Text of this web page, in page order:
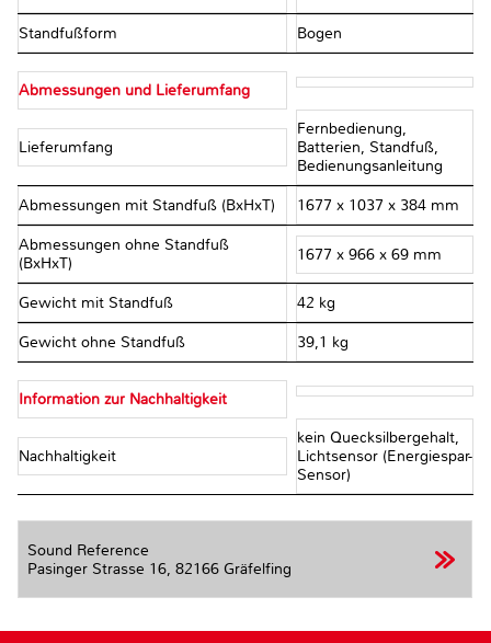
Standfußform Bogen
Abmessungen und Lieferumfang
Lieferumfang
Fernbedienung,
Batterien, Standfuß,
Bedienungsanleitung
Abmessungen mit Standfuß (BxHxT) 1677 x 1037 x 384 mm
Abmessungen ohne Standfuß
(BxHxT)
1677 x 966 x 69 mm
Gewicht mit Standfuß 42 kg
Gewicht ohne Standfuß 39,1 kg
Information zur Nachhaltigkeit
Nachhaltigkeit
kein Quecksilbergehalt,
Lichtsensor (Energiespar-
Sensor)
Sound Reference
Pasinger Strasse 16, 82166 Gräfelfing